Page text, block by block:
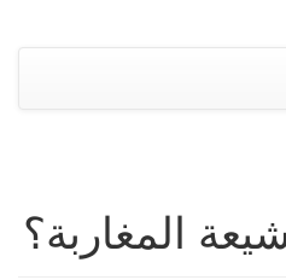
المغاربة؟